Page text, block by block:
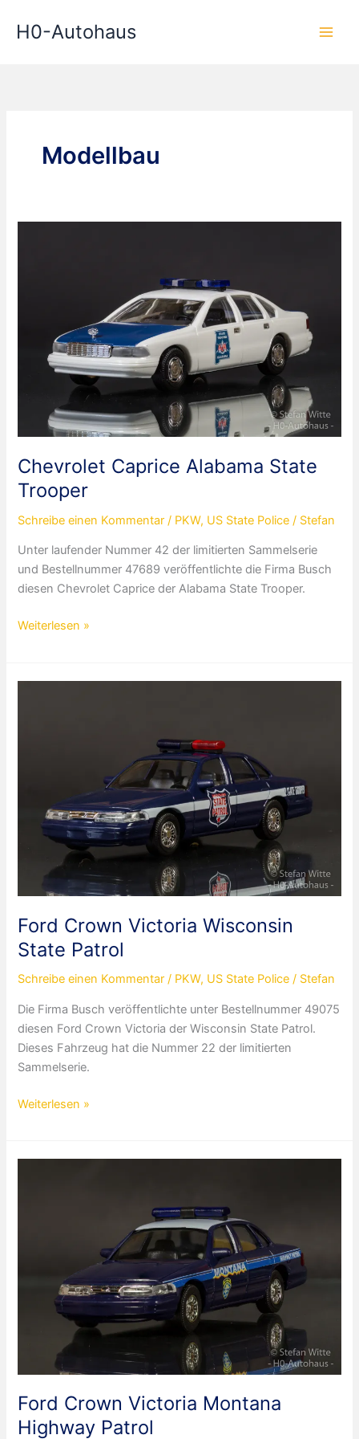
InhaltH0-Autohaus
Modellbau
Chevrolet Caprice Alabama State
Trooper
Schreibe einen Kommentar / PKW, US State Police / Stefan
Unter laufender Nummer 42 der limitierten Sammelserie
und Bestellnummer 47689 veröffentlichte die Firma Busch
diesen Chevrolet Caprice der Alabama State Trooper.
Chevrolet
State
Weiterlesen »
Ford Crown Victoria Wisconsin
State Patrol
Schreibe einen Kommentar / PKW, US State Police / Stefan
Die Firma Busch veröffentlichte unter Bestellnummer 49075
diesen Ford Crown Victoria der Wisconsin State Patrol.
Dieses Fahrzeug hat die Nummer 22 der limitierten
Sammelserie.
Ford
Wisconsin
Weiterlesen »
Ford Crown Victoria Montana
Highway Patrol